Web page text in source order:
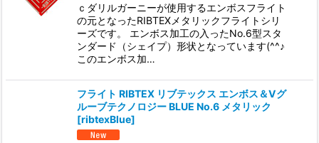
ｃダリルガーニーが使用するエンボスフライト
の元となったRIBTEXメタリックフライトシリ
ーズです。 エンボス加工の入ったNo.6型スタ
ンダード（シェイプ）形状となっています(^^♪
このエンボス加…
フライト RIBTEX リブテックス エンボス＆Vグ
ルーブテクノロジー BLUE No.6 メタリック
[ribtexBlue]